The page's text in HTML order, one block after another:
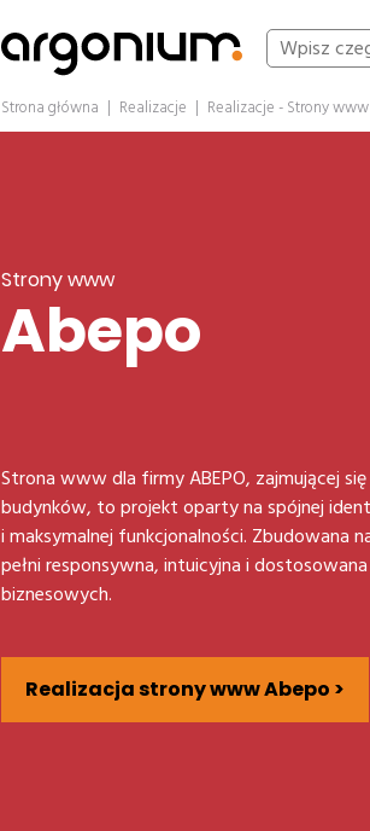
Strona główna | Realizacje | Realizacje - Strony www
Strony www
Abepo
Strona www dla firmy ABEPO, zajmującej
budynków, to projekt oparty na spójnej
i maksymalnej funkcjonalności. Zbudowana
pełni responsywna, intuicyjna i
biznesowych.
Realizacja strony www Abepo >